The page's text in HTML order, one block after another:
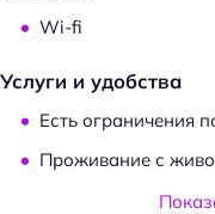
Wi-fi
Услуги и удобства
Есть ограничения
Проживание с